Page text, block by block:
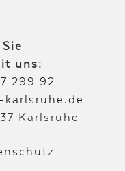
uns:
299 92
Karlsruhe